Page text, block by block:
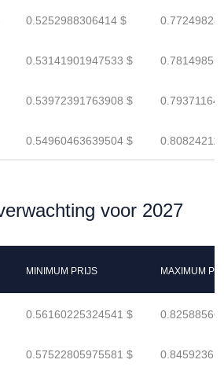
0.5252988306414 $
0.53141901947533 $
0.53972391763908 $
0.54960463639504 $
voor 2027
MINIMUM PRIJS MAXIMUM
0.56160225324541 $
0.57522805975581 $